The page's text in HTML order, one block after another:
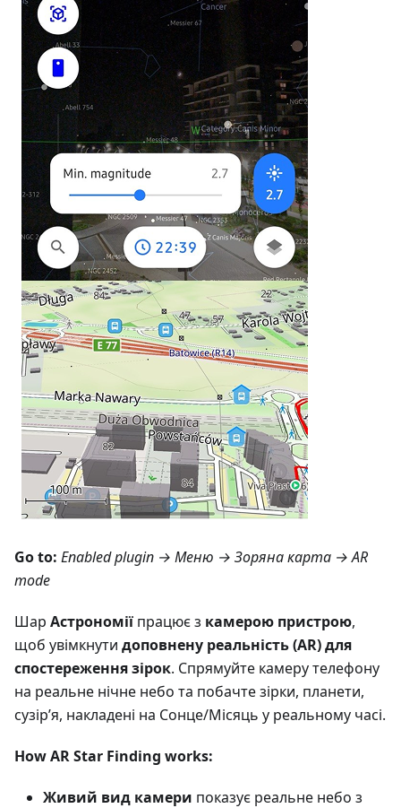
Go to: Enabled plugin → Меню → Зоряна карта → AR
mode
Шар Астрономії працює з камерою пристрою,
щоб увімкнути доповнену реальність (AR) для
спостереження зірок. Спрямуйте камеру телефону
на реальне нічне небо та побачте зірки, планети,
сузір’я, накладені на Сонце/Місяць у реальному часі.
How AR Star Finding works:
Живий вид камери показує реальне небо з